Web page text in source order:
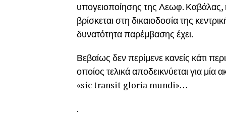
υπογειοποίησης της Λεωφ. Καβάλας,
βρίσκεται στη δικαιοδοσία της
δυνατότητα παρέμβασης έχει.
Βεβαίως δεν περίμενε κανείς κάτι
οποίος τελικά αποδεικνύεται για
«sic transit gloria mundi»…
.